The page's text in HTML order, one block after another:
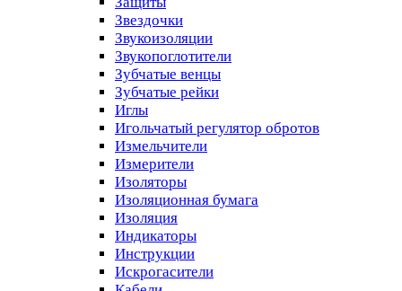
Звездочки
Звукоизоляции
Звукопоглотители
Зубчатые венцы
Зубчатые рейки
Иглы
Игольчатый регулятор обротов
Измельчители
Измерители
Изоляторы
Изоляционная бумага
Изоляция
Индикаторы
Инструкции
Искрогасители